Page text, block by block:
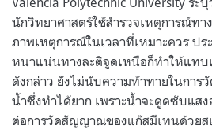
นักวิทยาศาสตร์ใช้สำรวจเหตุการณ์ท
ภาพเหตุการณ์ในเวลาที่เหมาะควร ป
หนาแน่นทางละติจูดเหนือก็ทำให้แทบ
ดังกล่าว ยังไม่นับความท้าทายในการ
น้ำซึ่งทำได้ยาก เพราะน้ำจะดูดซับแส
ต่อการวัดสัญญาณของแก๊สมีเทนด้วยส